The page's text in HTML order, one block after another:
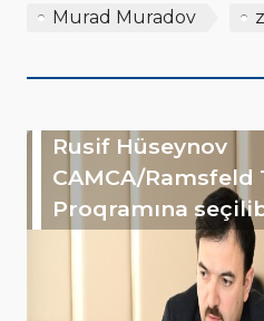
Murad Muradov
Rusif Hüseynov
CAMCA/Ramsfeld
Proqramına